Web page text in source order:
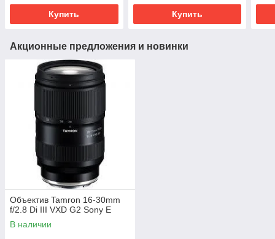
Купить Купить
Акционные предложения и новинки
Объектив Tamron 16-30mm
f/2.8 Di III VXD G2 Sony E
В наличии